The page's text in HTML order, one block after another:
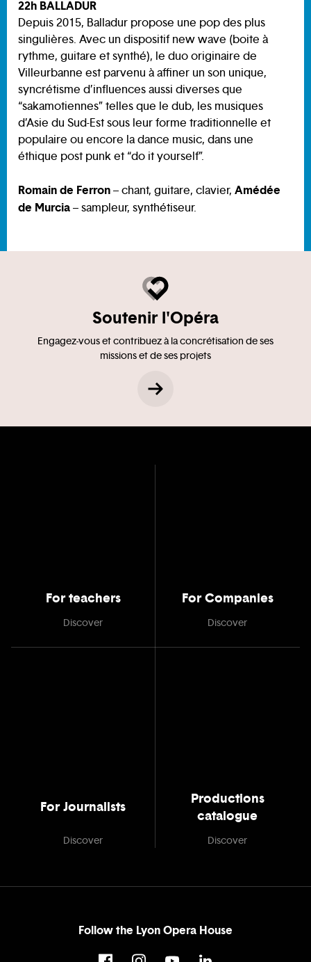
22h BALLADUR
Depuis 2015, Balladur propose une pop des plus
singulières. Avec un dispositif new wave (boite à
rythme, guitare et synthé), le duo originaire de
Villeurbanne est parvenu à affiner un son unique,
syncrétisme d’influences aussi diverses que
“sakamotiennes” telles que le dub, les musiques
d’Asie du Sud-Est sous leur forme traditionnelle et
populaire ou encore la dance music, dans une
éthique post punk et “do it yourself”.
Romain de Ferron– chant, guitare, clavier, Amédée
de Murcia– sampleur, synthétiseur.
Soutenir l'Opéra
Engagez-vous et contribuez à la concrétisation de ses
missions et de ses projets
For teachers
Discover
For Companies
Discover
For Journalists
Discover
Productions
catalogue
Discover
Follow the Lyon Opera House